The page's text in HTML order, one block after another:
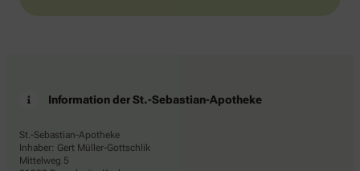
Information der St.-Sebastian-Apotheke
St.-Sebastian-Apotheke
Inhaber: Gert Müller-Gottschlik
Mittelweg 5